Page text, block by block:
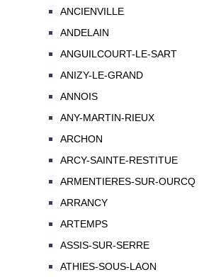
ANCIENVILLE
ANDELAIN
ANGUILCOURT-LE-SART
ANIZY-LE-GRAND
ANNOIS
ANY-MARTIN-RIEUX
ARCHON
ARCY-SAINTE-RESTITUE
ARMENTIERES-SUR-OURCQ
ARRANCY
ARTEMPS
ASSIS-SUR-SERRE
ATHIES-SOUS-LAON